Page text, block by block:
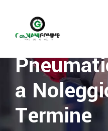
Servizio e
a
Termine